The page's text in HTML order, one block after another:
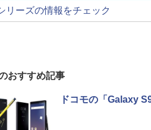
リーズの情報をチェック
おすすめ記事
ドコモの「Galaxy